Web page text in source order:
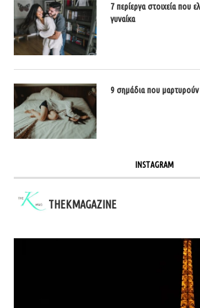
7 περίεργα στοιχεία που
γυναίκα
9 σημάδια που μαρτυρούν
INSTAGRAM
THEKMAGAZINE